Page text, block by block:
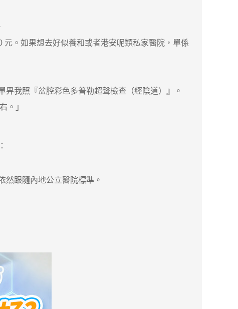
。如果想去好似養和或者港安呢類私家醫院，單係
我照『盆腔彩色多普勒超聲檢查（經陰道）』。
。」
跟隨內地公立醫院標準。